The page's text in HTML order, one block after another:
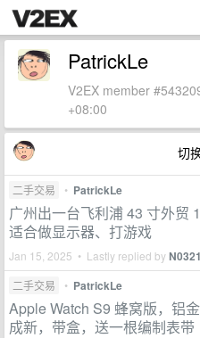
PatrickLe
V2EX member
+08:00
切
二手交易 • PatrickLe
广州出一台飞利浦 43 寸外贸
适合做显示器、打游戏
Jan 15, 2025 • Lastly replied by
二手交易 • PatrickLe
Apple Watch S9 蜂窝版，铝
成新，带盒，送一根编制表带